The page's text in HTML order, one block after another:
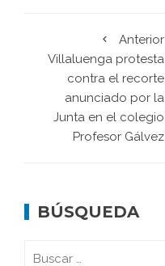
Anterior
Villaluenga protesta
contra el recorte
anunciado por la
Junta en el colegio
Profesor Gálvez
BÚSQUEDA